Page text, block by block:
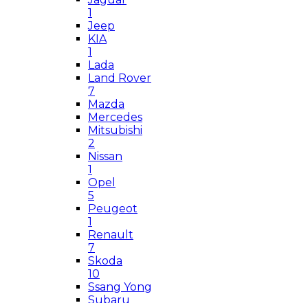
1
Jeep
KIA
1
Lada
Land Rover
7
Mazda
Mercedes
Mitsubishi
2
Nissan
1
Opel
5
Peugeot
1
Renault
7
Skoda
10
Ssang Yong
Subaru